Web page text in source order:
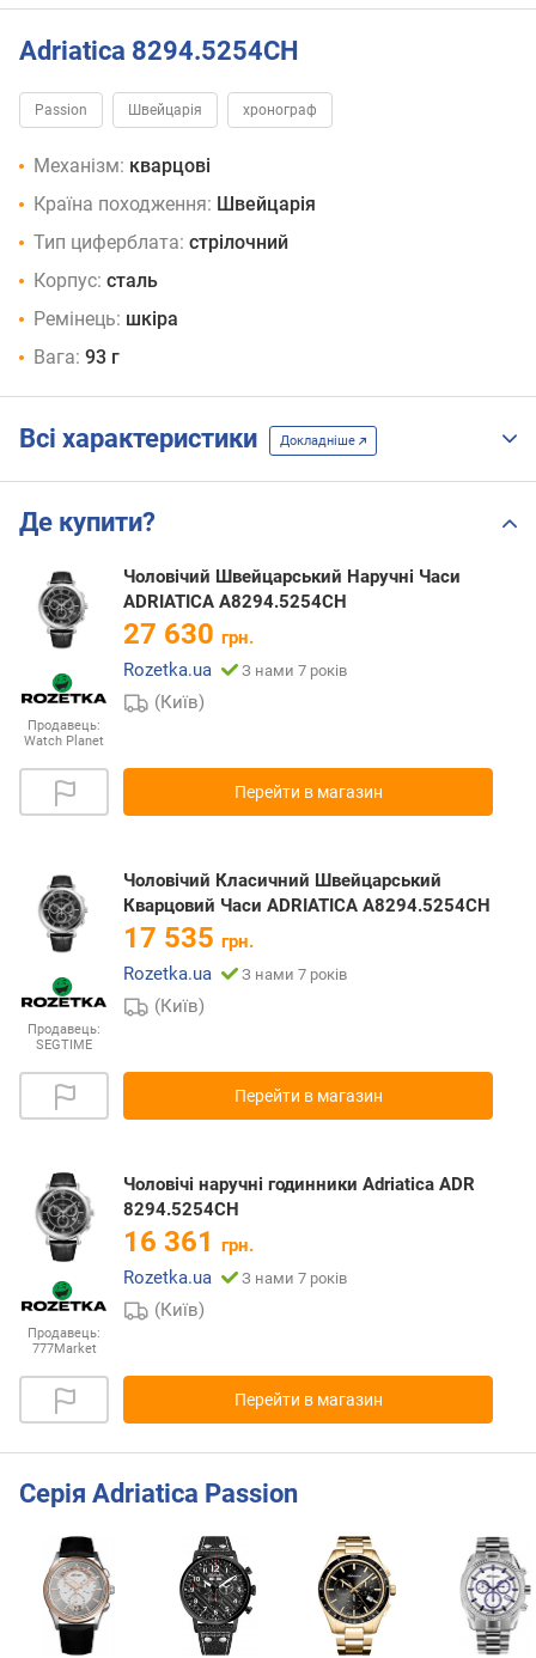
Adriatica 8294.5254CH
Passion Швейцарія хронограф
Механізм: кварцові
Країна походження: Швейцарія
Тип циферблата: стрілочний
Корпус: сталь
Ремінець: шкіра
Вага: 93 г
Всі характеристики Докладніше
Де купити?
Продавець:
Watch Planet
Чоловічий Швейцарський Наручні Часи
ADRIATICA A8294.5254CH
27 630 грн.
Rozetka.ua
З нами 7 років
(Київ)
Перейти в магазин
Продавець:
SEGTIME
Чоловічий Класичний Швейцарський
Кварцовий Часи ADRIATICA A8294.5254CH
17 535 грн.
Rozetka.ua
З нами 7 років
(Київ)
Перейти в магазин
Продавець:
777Market
Чоловічі наручні годинники Adriatica ADR
8294.5254CH
16 361 грн.
Rozetka.ua
З нами 7 років
(Київ)
Перейти в магазин
Серія Adriatica Passion